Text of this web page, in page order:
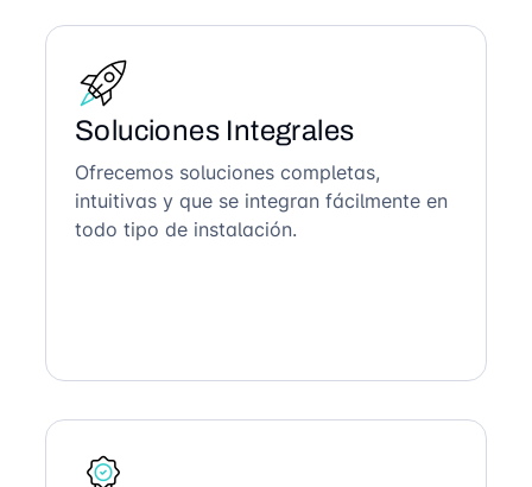
Soluciones Integrales
Ofrecemos soluciones completas,
intuitivas y que se integran fácilmente en
todo tipo de instalación.